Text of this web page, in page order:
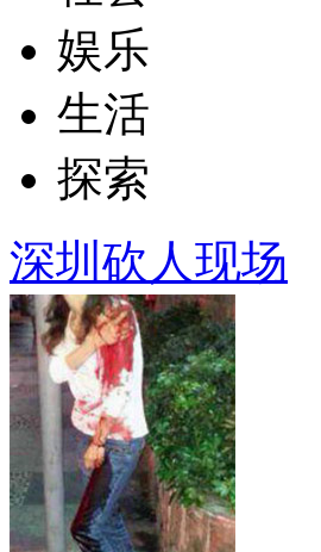
娱乐
生活
探索
深圳砍人现场